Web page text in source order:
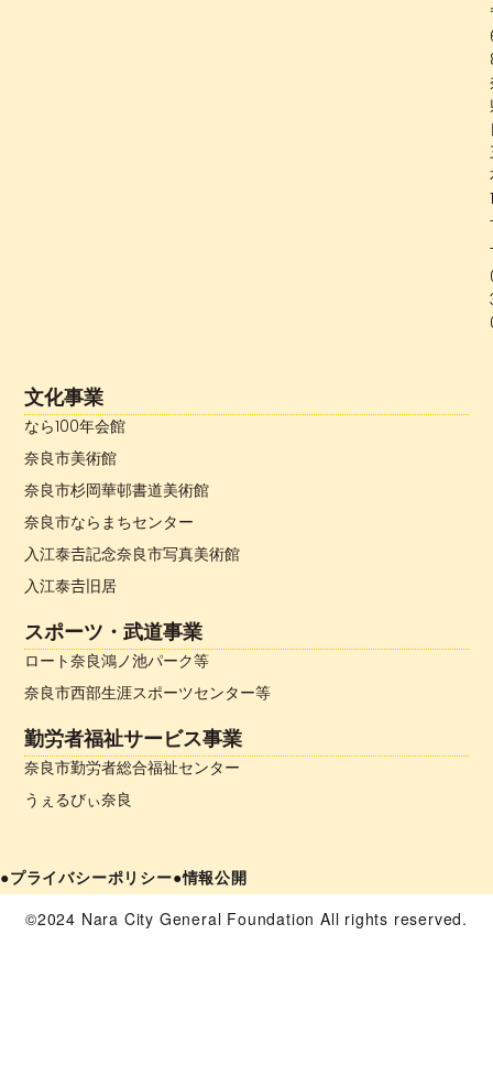
文化事業
なら100年会館
奈良市美術館
奈良市杉岡華邨書道美術館
奈良市ならまちセンター
入江泰𠮷記念奈良市写真美術館
入江泰𠮷旧居
スポーツ・武道事業
ロート奈良鴻ノ池パーク等
奈良市西部生涯スポーツセンター等
勤労者福祉サービス事業
奈良市勤労者総合福祉センター
うぇるびぃ奈良
●プライバシーポリシー●情報公開
©2024 Nara City General Foundation All rights reserved.